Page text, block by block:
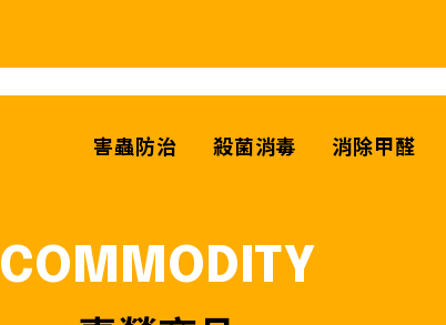
害蟲防治 殺菌消毒 消除甲醛
COMMODITY